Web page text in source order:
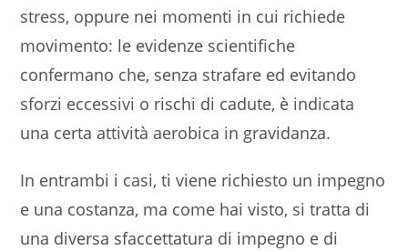
stress, oppure nei momenti in cui richiede
movimento: le evidenze scientifiche
confermano che, senza strafare ed evitando
sforzi eccessivi o rischi di cadute, è indicata
una certa attività aerobica in gravidanza.
In entrambi i casi, ti viene richiesto un impegno
e una costanza, ma come hai visto, si tratta di
una diversa sfaccettatura di impegno e di